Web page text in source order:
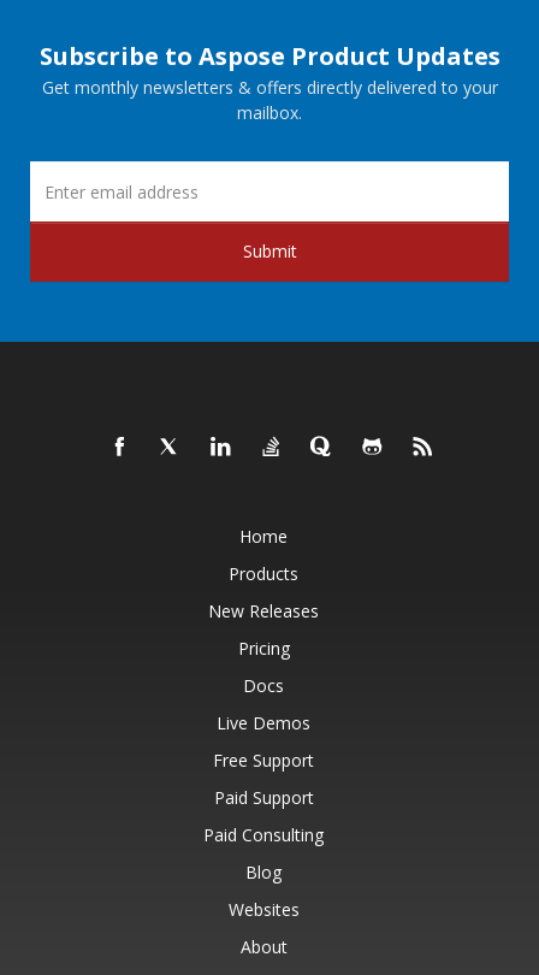
Subscribe to Aspose Product Updates
Get monthly newsletters & offers directly delivered to your
mailbox.
Submit
Home
Products
New Releases
Pricing
Docs
Live Demos
Free Support
Paid Support
Paid Consulting
Blog
Websites
About